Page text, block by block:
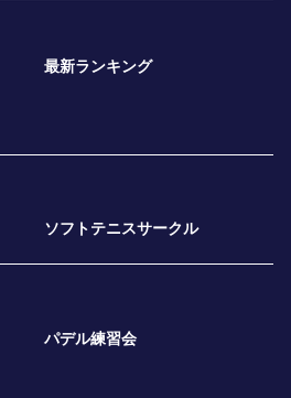
最新ランキング
ソフトテニスサークル
パデル練習会